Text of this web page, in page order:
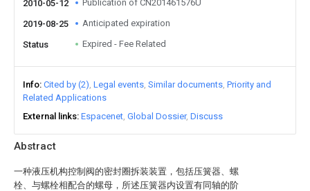
Abstract
一种液压机构控制阀的密封圈拆装装置，包括压簧器、螺
栓、与螺栓相配合的螺母，所述压簧器内设置有同轴的阶
2010-05-12 Publication of CN201461576U
2019-08-25 Anticipated expiration
Status Expired - Fee Related
Info Cited by (2) Legal events Similar documents Priority and
Related Applications
External links Espacenet Global Dossier Discuss